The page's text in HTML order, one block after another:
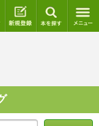
ログイン 新規登録